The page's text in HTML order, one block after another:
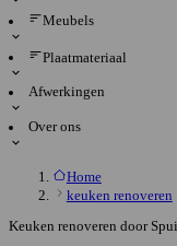
Meubels
Plaatmateriaal
Afwerkingen
Over ons
Home
keuken renoveren
Keuken renoveren door